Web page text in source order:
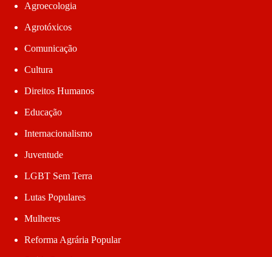
Agroecologia
Agrotóxicos
Comunicação
Cultura
Direitos Humanos
Educação
Internacionalismo
Juventude
LGBT Sem Terra
Lutas Populares
Mulheres
Reforma Agrária Popular